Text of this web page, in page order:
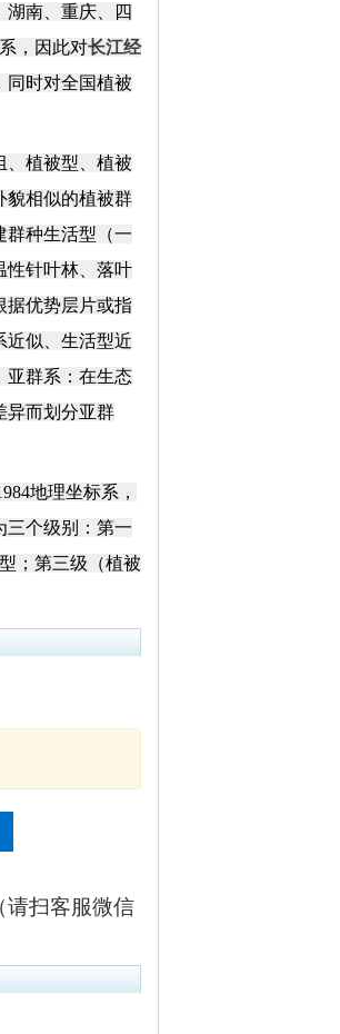
湖南、重庆、四
，因此对长江经
同时对全国植被
、植被型、植被
貌相似的植被群
群种生活型（一
性针叶林、落叶
据优势层片或指
近似、生活型近
亚群系：在生态
异而划分亚群
地理坐标系，
三个级别：第一
；第三级（植被
请扫客服微信